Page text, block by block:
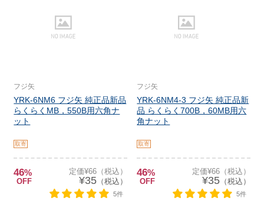
フジ矢
YRK-6NM6 フジ矢 純正品新品
らくらくMB，550B用六角ナ
ット
取寄
46%
OFF
定価¥66（税込）
¥35（税込）
5件
フジ矢
YRK-6NM4-3 フジ矢 純正品新
品 らくらく700B，60MB用六
角ナット
取寄
46%
OFF
定価¥66（税込）
¥35（税込）
5件